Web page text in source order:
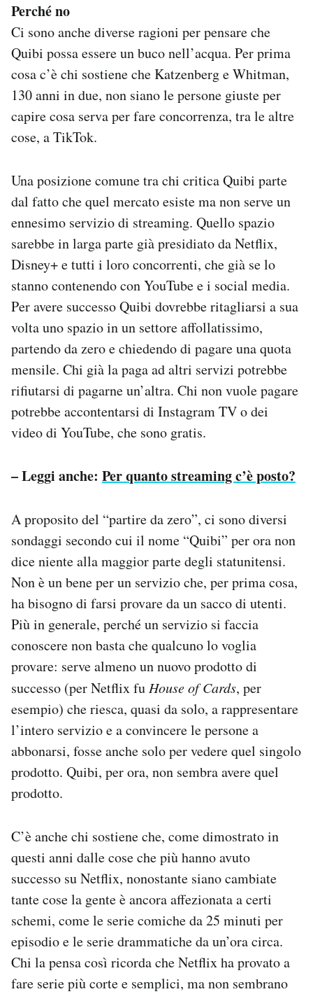
Perché no
Ci sono anche diverse ragioni per pensare che
Quibi possa essere un buco nell’acqua. Per prima
cosa c’è chi sostiene che Katzenberg e Whitman,
130 anni in due, non siano le persone giuste per
capire cosa serva per fare concorrenza, tra le altre
cose, a TikTok.
Una posizione comune tra chi critica Quibi parte
dal fatto che quel mercato esiste ma non serve un
ennesimo servizio di streaming. Quello spazio
sarebbe in larga parte già presidiato da Netflix,
Disney+ e tutti i loro concorrenti, che già se lo
stanno contenendo con YouTube e i social media.
Per avere successo Quibi dovrebbe ritagliarsi a sua
volta uno spazio in un settore affollatissimo,
partendo da zero e chiedendo di pagare una quota
mensile. Chi già la paga ad altri servizi potrebbe
rifiutarsi di pagarne un’altra. Chi non vuole pagare
potrebbe accontentarsi di Instagram TV o dei
video di YouTube, che sono gratis.
– Leggi anche: Per quanto streaming c’è posto?
A proposito del “partire da zero”, ci sono diversi
sondaggi secondo cui il nome “Quibi” per ora non
dice niente alla maggior parte degli statunitensi.
Non è un bene per un servizio che, per prima cosa,
ha bisogno di farsi provare da un sacco di utenti.
Più in generale, perché un servizio si faccia
conoscere non basta che qualcuno lo voglia
provare: serve almeno un nuovo prodotto di
successo (per Netflix fuHouse of Cards, per
esempio) che riesca, quasi da solo, a rappresentare
l’intero servizio e a convincere le persone a
abbonarsi, fosse anche solo per vedere quel singolo
prodotto. Quibi, per ora, non sembra avere quel
prodotto.
C’è anche chi sostiene che, come dimostrato in
questi anni dalle cose che più hanno avuto
successo su Netflix, nonostante siano cambiate
tante cose la gente è ancora affezionata a certi
schemi, come le serie comiche da 25 minuti per
episodio e le serie drammatiche da un’ora circa.
Chi la pensa così ricorda che Netflix ha provato a
fare serie più corte e semplici, ma non sembrano